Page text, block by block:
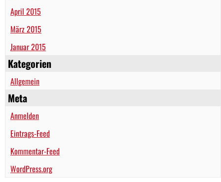
April 2015
März 2015
Januar 2015
Kategorien
Allgemein
Meta
Anmelden
Eintrags-Feed
Kommentar-Feed
WordPress.org